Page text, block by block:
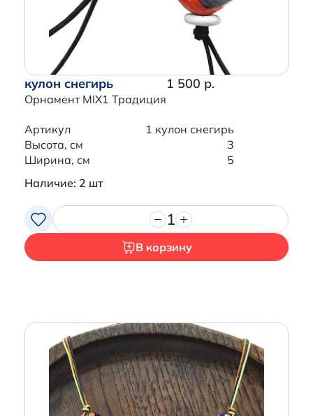
кулон снегирь
Орнамент MIX1 Традиция
1 500 р.
Артикул
1 кулон снегирь
Высота, см
3
Ширина, см
5
Наличие: 2 шт
1
В корзину